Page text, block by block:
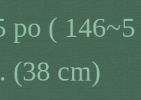
po (
(38 cm)